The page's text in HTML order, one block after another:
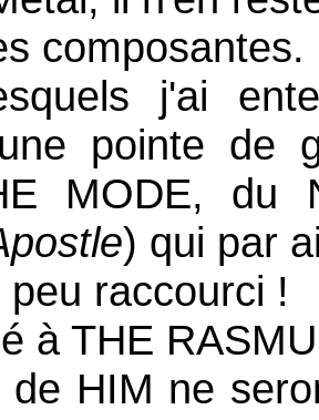
composantes.
j'ai
pointe de
MODE, du
) qui par
raccourci !
à THE
de HIM ne